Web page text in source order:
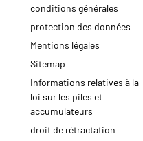
conditions générales
protection des données
Mentions légales
Sitemap
Informations relatives à la
loi sur les piles et
accumulateurs
droit de rétractation